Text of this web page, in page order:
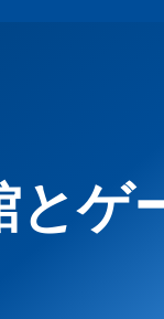
とゲ